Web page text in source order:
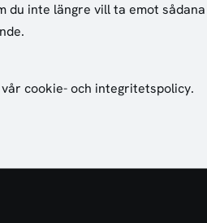
inte längre vill ta emot
cookie- och integritetspolicy.